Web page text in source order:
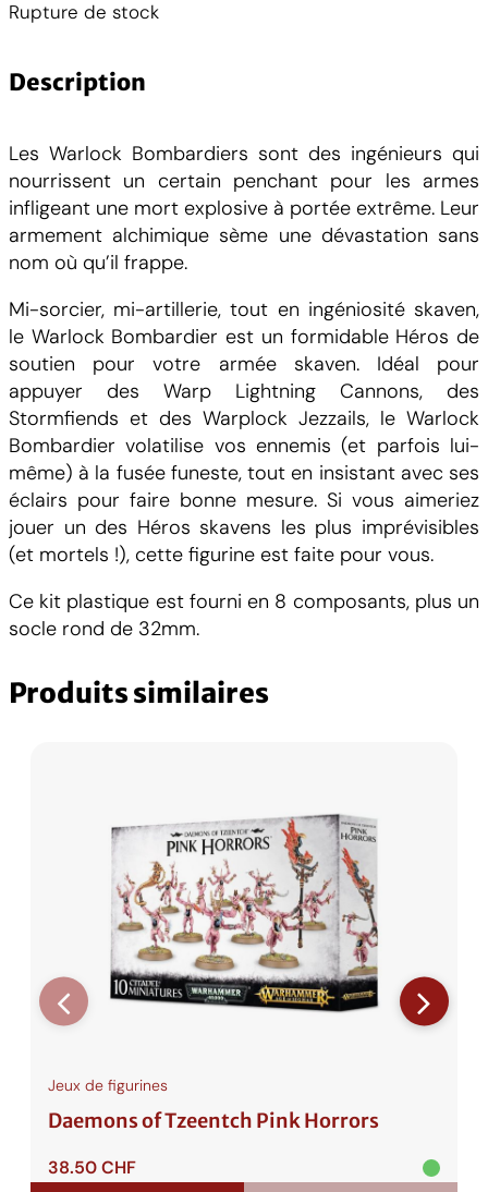
Rupture de stock
Description
Les Warlock Bombardiers sont des ingénieurs qui
nourrissent un certain penchant pour les armes
infligeant une mort explosive à portée extrême. Leur
armement alchimique sème une dévastation sans
nom où qu’il frappe.
Mi-sorcier, mi-artillerie, tout en ingéniosité skaven,
le Warlock Bombardier est un formidable Héros de
soutien pour votre armée skaven. Idéal pour
appuyer des Warp Lightning Cannons, des
Stormfiends et des Warplock Jezzails, le Warlock
Bombardier volatilise vos ennemis (et parfois lui-
même) à la fusée funeste, tout en insistant avec ses
éclairs pour faire bonne mesure. Si vous aimeriez
jouer un des Héros skavens les plus imprévisibles
(et mortels !), cette figurine est faite pour vous.
Ce kit plastique est fourni en 8 composants, plus un
socle rond de 32mm.
Produits similaires
Jeux de figurines
Daemons of Tzeentch Pink Horrors
38.50CHF